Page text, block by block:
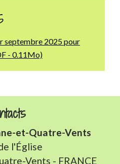
septembre 2025 pour
- 0.11Mo)
et-Quatre-Vents
l'Église
Vents - FRANCE